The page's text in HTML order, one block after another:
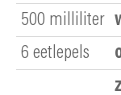
500 milliliter
6 eetlepels